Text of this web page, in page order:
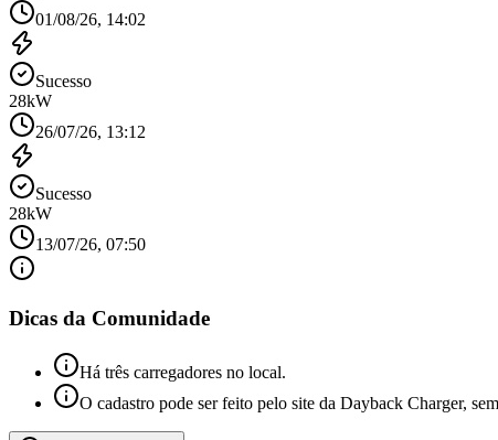
01/08/26, 14:02
Sucesso
28kW
26/07/26, 13:12
Sucesso
28kW
13/07/26, 07:50
Dicas da Comunidade
Há três carregadores no local.
O cadastro pode ser feito pelo site da Dayback Charger,